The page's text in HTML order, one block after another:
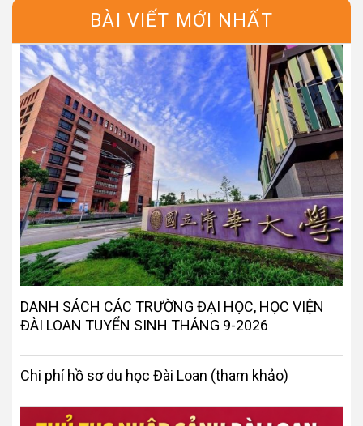
BÀI VIẾT MỚI NHẤT
DANH SÁCH CÁC TRƯỜNG ĐẠI HỌC, HỌC VIỆN
ĐÀI LOAN TUYỂN SINH THÁNG 9-2026
Chi phí hồ sơ du học Đài Loan (tham khảo)